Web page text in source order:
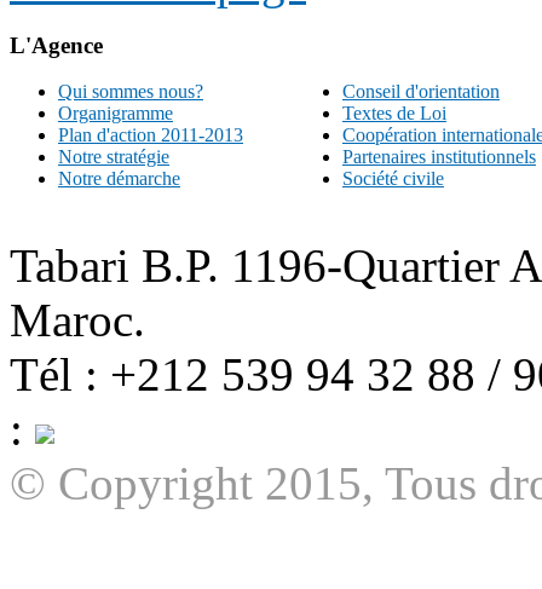
L'Agence
Qui sommes nous?
Organigramme
Plan d'action 2011-2013
Notre stratégie
Notre démarche
Conseil d'orientation
Textes de Loi
Coopération
Partenaires institutionnels
Société civile
Tabari B.P. 1196-Quartier
Maroc.
Tél : +212 539 94 32 88 /
:
© Copyright 2015, Tous